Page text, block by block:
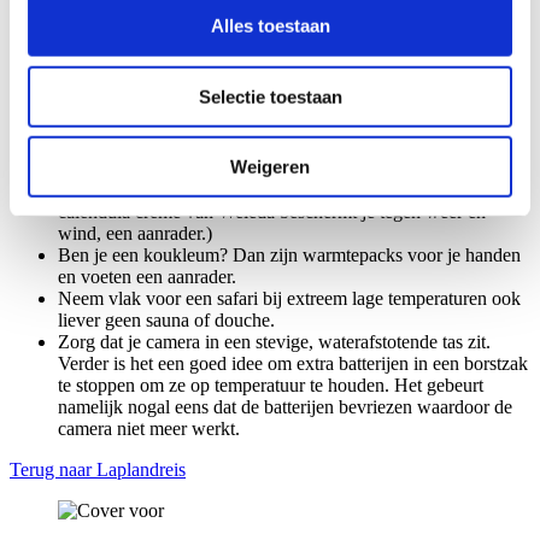
Alles toestaan
Selectie toestaan
Weigeren
Het dragen van een bril kan bij een sneeuwscootersafari lastig
zijn omdat de glazen onder de helm of motorbril kunnen
Het is beter om voorafgaand aan de sneeuwscootersafari geen
heb je meer kans op bevriezing van de huid.
Mocht je toch crème gebruiken, dan niet op waterbasis. (De
calendula crème van Weleda beschermt je tegen weer en
wind, een aanrader.)
Ben je een koukleum? Dan zijn warmtepacks voor je handen
en voeten een aanrader.
Neem vlak voor een safari bij extreem lage temperaturen ook
liever geen sauna of douche.
Zorg dat je camera in een stevige, waterafstotende tas zit.
Verder is het een goed idee om extra batterijen in een borstzak
te stoppen om ze op temperatuur te houden. Het gebeurt
namelijk nogal eens dat de batterijen bevriezen waardoor de
camera niet meer werkt.
Terug naar Laplandreis